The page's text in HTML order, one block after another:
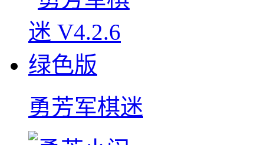
勇芳军棋迷